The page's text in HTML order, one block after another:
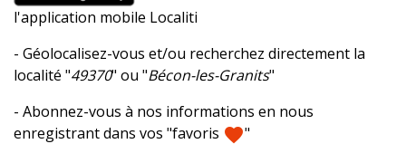
l'application mobile Localiti
- Géolocalisez-vous et/ou recherchez directement la
localité "49370" ou "Bécon-les-Granits"
- Abonnez-vous à nos informations en nous
enregistrant dans vos "favoris favorite"